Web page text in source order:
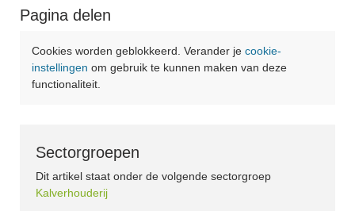
Pagina delen
Cookies worden geblokkeerd. Verander je cookie-
instellingen om gebruik te kunnen maken van deze
functionaliteit.
Sectorgroepen
Dit artikel staat onder de volgende sectorgroep
Kalverhouderij